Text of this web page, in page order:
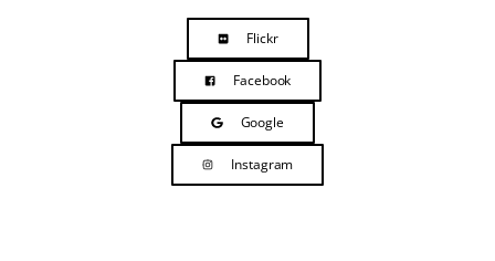
Flickr
Facebook
Google
Instagram